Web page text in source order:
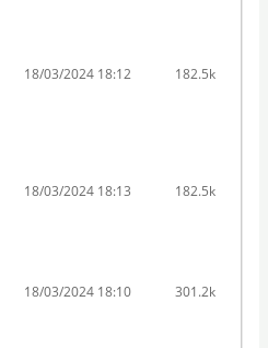
18/03/2024 18:12 182.5k
18/03/2024 18:13 182.5k
18/03/2024 18:10 301.2k